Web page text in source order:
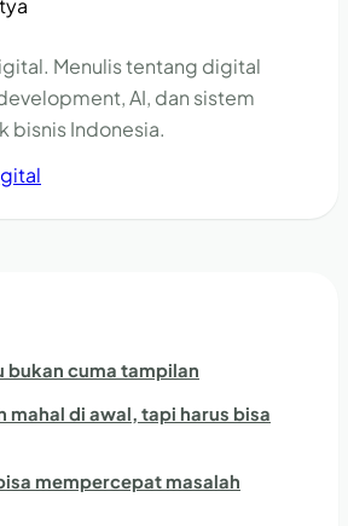
Menulis tentang digital
AI, dan sistem
bisnis Indonesia.
bukan cuma tampilan
mahal di awal, tapi harus bisa
mempercepat masalah